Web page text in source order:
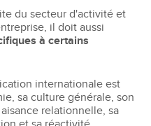
du secteur d'activité et
il doit aussi
à certains
internationale est
sa culture générale, son
relationnelle, sa